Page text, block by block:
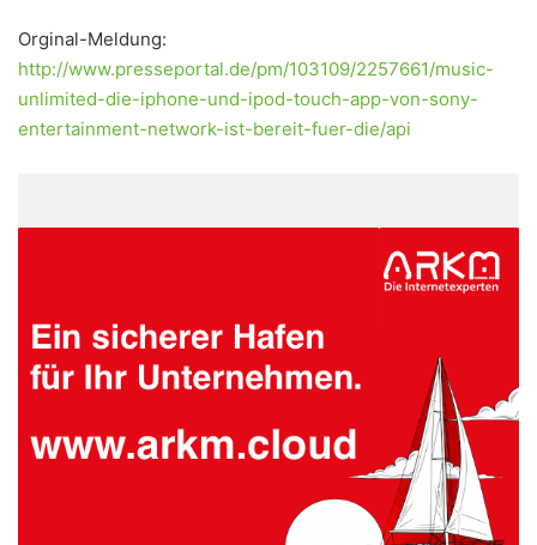
Orginal-Meldung:
http://www.presseportal.de/pm/103109/2257661/music-
unlimited-die-iphone-und-ipod-touch-app-von-sony-
entertainment-network-ist-bereit-fuer-die/api